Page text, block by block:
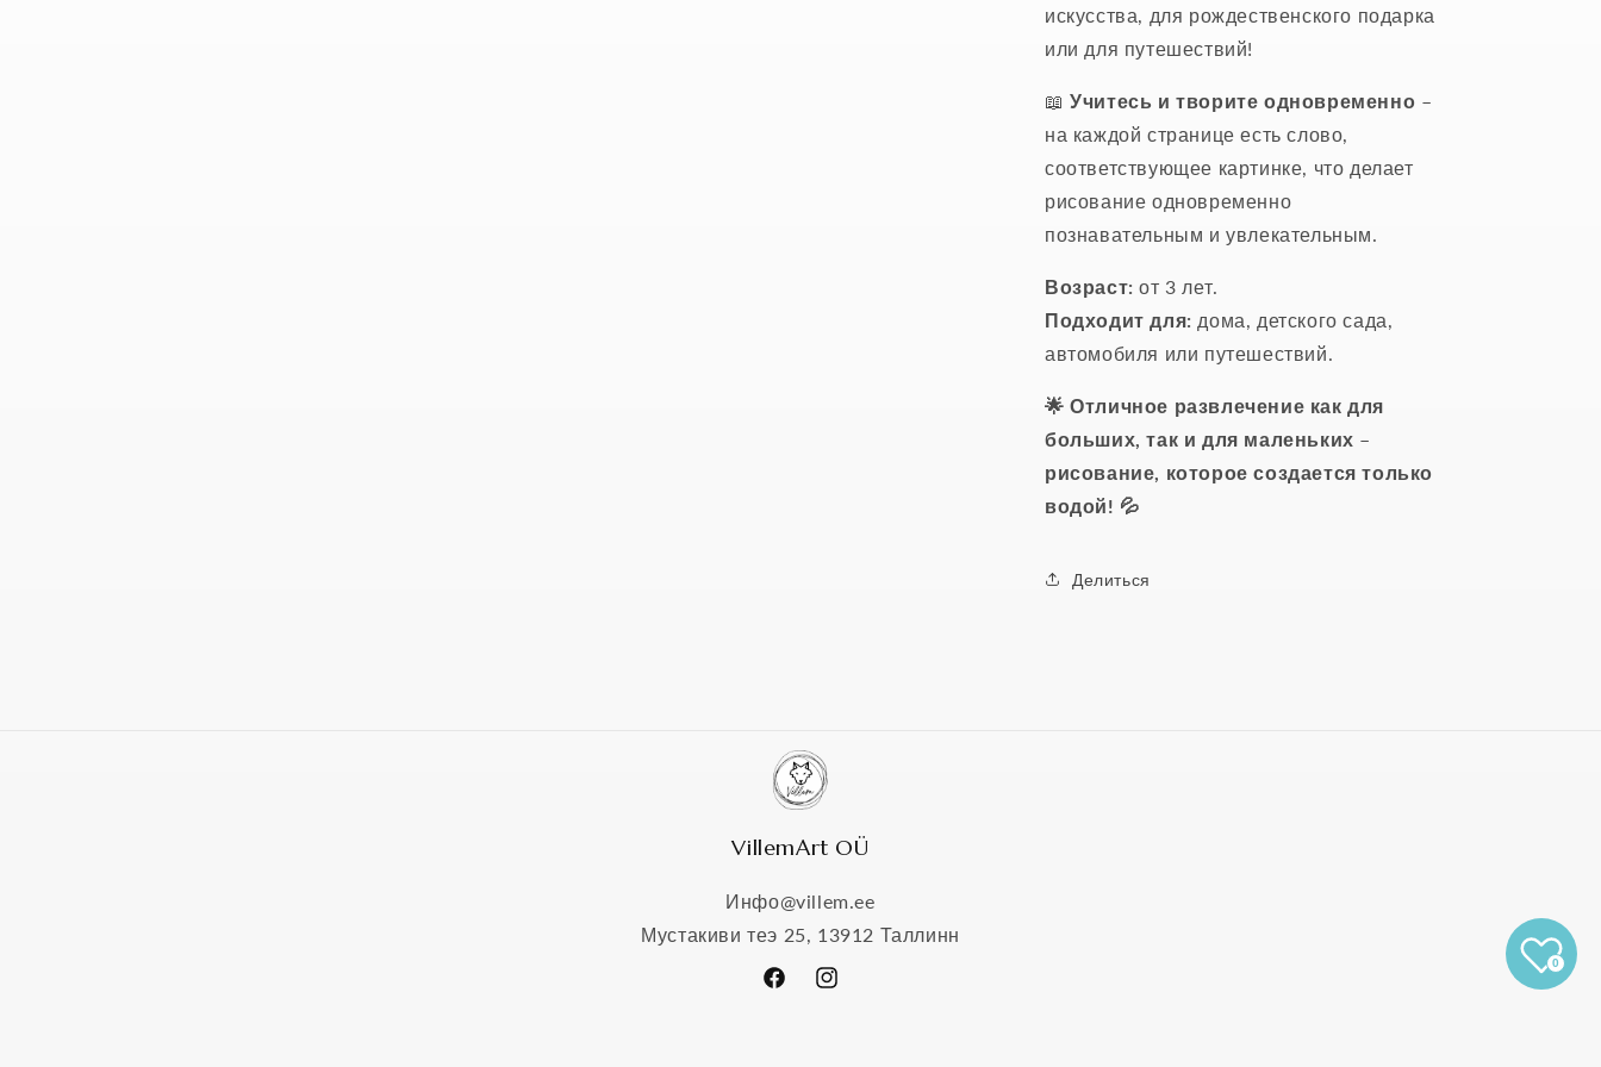
искусства, для рождественского подарка
или для путешествий!
📖Учитесь и творите одновременно –
на каждой странице есть слово,
соответствующее картинке, что делает
рисование одновременно
познавательным и увлекательным.
Возраст: от 3 лет.
Подходит для: дома, детского сада,
автомобиля или путешествий.
🌟 Отличное развлечение как для
больших, так и для маленьких –
рисование, которое создается только
водой! 💦
Делиться
VillemArt OÜ
Инфо@villem.ee
Мустакиви теэ 25, 13912 Таллинн
FacebookInstagram
0